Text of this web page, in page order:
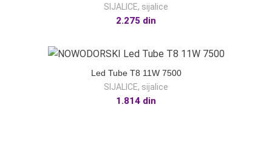
SIJALICE, sijalice
2.275 din
Led Tube T8 11W 7500
SIJALICE, sijalice
1.814 din